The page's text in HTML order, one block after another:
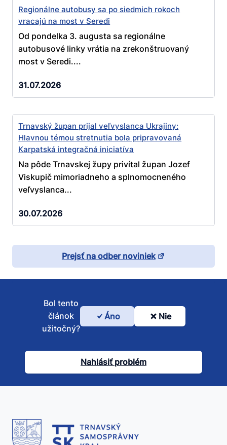
Regionálne autobusy sa po siedmich rokoch
vracajú na most v Seredi
Od pondelka 3. augusta sa regionálne
autobusové linky vrátia na zrekonštruovaný
most v Seredi....
31.07.2026
Trnavský župan prijal veľvyslanca Ukrajiny:
Hlavnou témou stretnutia bola pripravovaná
Karpatská integračná iniciatíva
Na pôde Trnavskej župy privítal župan Jozef
Viskupič mimoriadneho a splnomocneného
veľvyslanca...
30.07.2026
Prejsť na odber noviniek
Bol
článok
užitočný?
Bol tento
článok
užitočný?
Áno Nie
Nahlásiť problém